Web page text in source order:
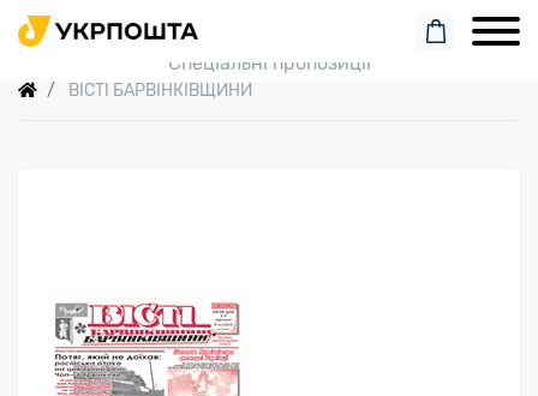
Пошук замовлення
Спеціальні пропозиції
ВІСТІ БАРВІНКІВЩИНИ